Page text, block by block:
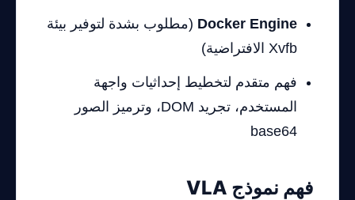
Docker Engine (مطلوب بشدة لتوفير بيئة
Xvfb الافتراضية)
فهم متقدم لتخطيط إحداثيات واجهة
المستخدم، تجريد DOM، وترميز الصور
base64
فهم نموذج VLA